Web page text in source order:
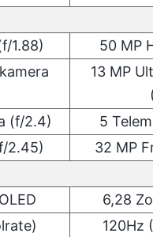
1.88)
50 MP
13 MP
(f/2.4)
5
2.45)
32 MP
6,28
120Hz